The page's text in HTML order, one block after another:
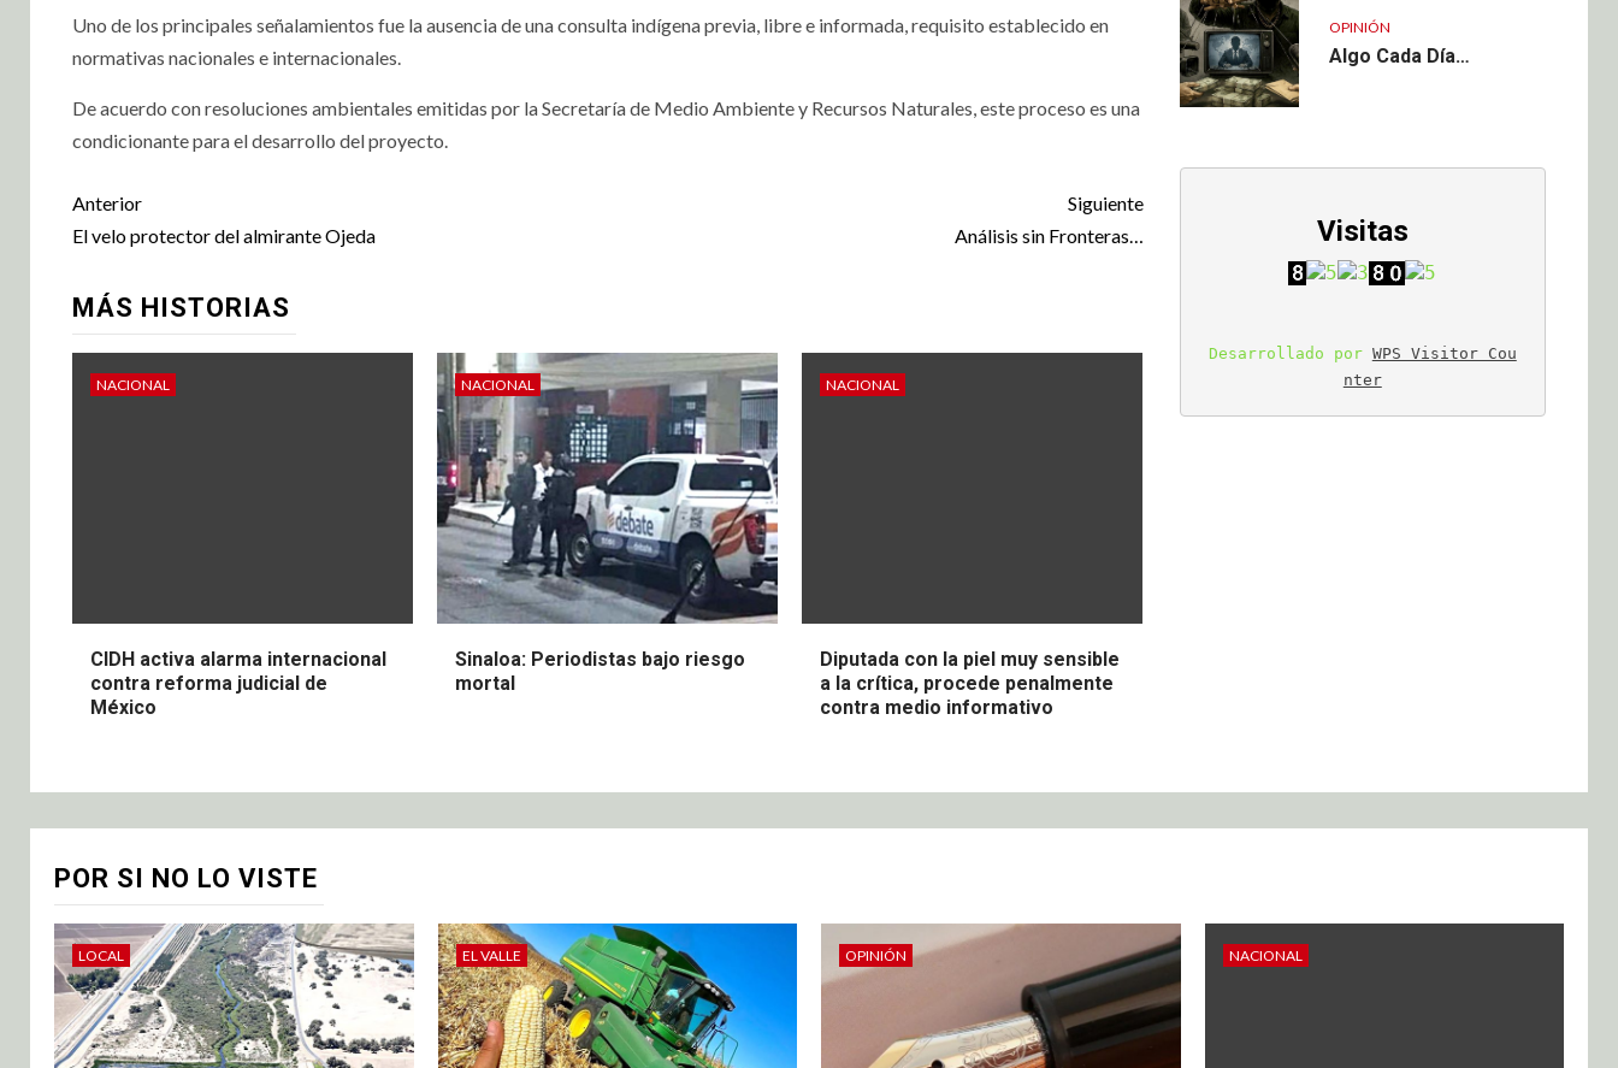
Uno de los principales señalamientos fue la ausencia de una consulta indígena previa, libre e informada, requisito establecido en
normativas nacionales e internacionales.
De acuerdo con resoluciones ambientales emitidas por la Secretaría de Medio Ambiente y Recursos Naturales, este proceso es una
condicionante para el desarrollo del proyecto.
Anterior
El velo protector del almirante Ojeda
Siguiente
Análisis sin Fronteras…
MÁS HISTORIAS
NACIONAL
CIDH activa alarma internacional
contra reforma judicial de
México
NACIONAL
Sinaloa: Periodistas bajo riesgo
mortal
NACIONAL
Diputada con la piel muy sensible
a la crítica, procede penalmente
contra medio informativo
OPINIÓN
Algo Cada Día…
Visitas
Desarrollado por WPS Visitor Cou
nter
POR SI NO LO VISTE
LOCAL EL VALLE OPINIÓN NACIONAL